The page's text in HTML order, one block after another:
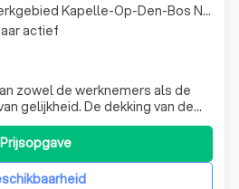
zowel de werknemers als de
gelijkheid. De dekking van de
bezoek aan de arts,
voorbehouden, wordt
de zelfstandigen in orde met de
de
Prijsopgave
Werkgebied Kapelle-Op-Den-Bos Nieuwenrode
actief